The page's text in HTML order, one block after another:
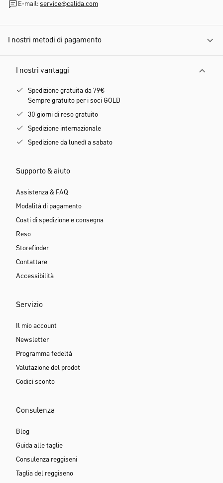
E-mail: service@calida.com
I nostri metodi di pagamento
I nostri vantaggi
Spedizione gratuita da 79€
Sempre gratuito per i soci GOLD
30 giorni di reso gratuito
Spedizione internazionale
Spedizione da lunedì a sabato
Supporto & aiuto
Assistenza & FAQ
Modalità di pagamento
Costi di spedizione e consegna
Reso
Storefinder
Contattare
Accessibilità
Servizio
Il mio account
Newsletter
Programma fedeltà
Valutazione del prodot
Codici sconto
Consulenza
Blog
Guida alle taglie
Consulenza reggiseni
Taglia del reggiseno